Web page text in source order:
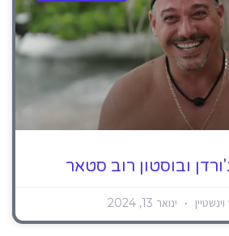
ובוסטון רוב סטאר
ינואר 13, 2024